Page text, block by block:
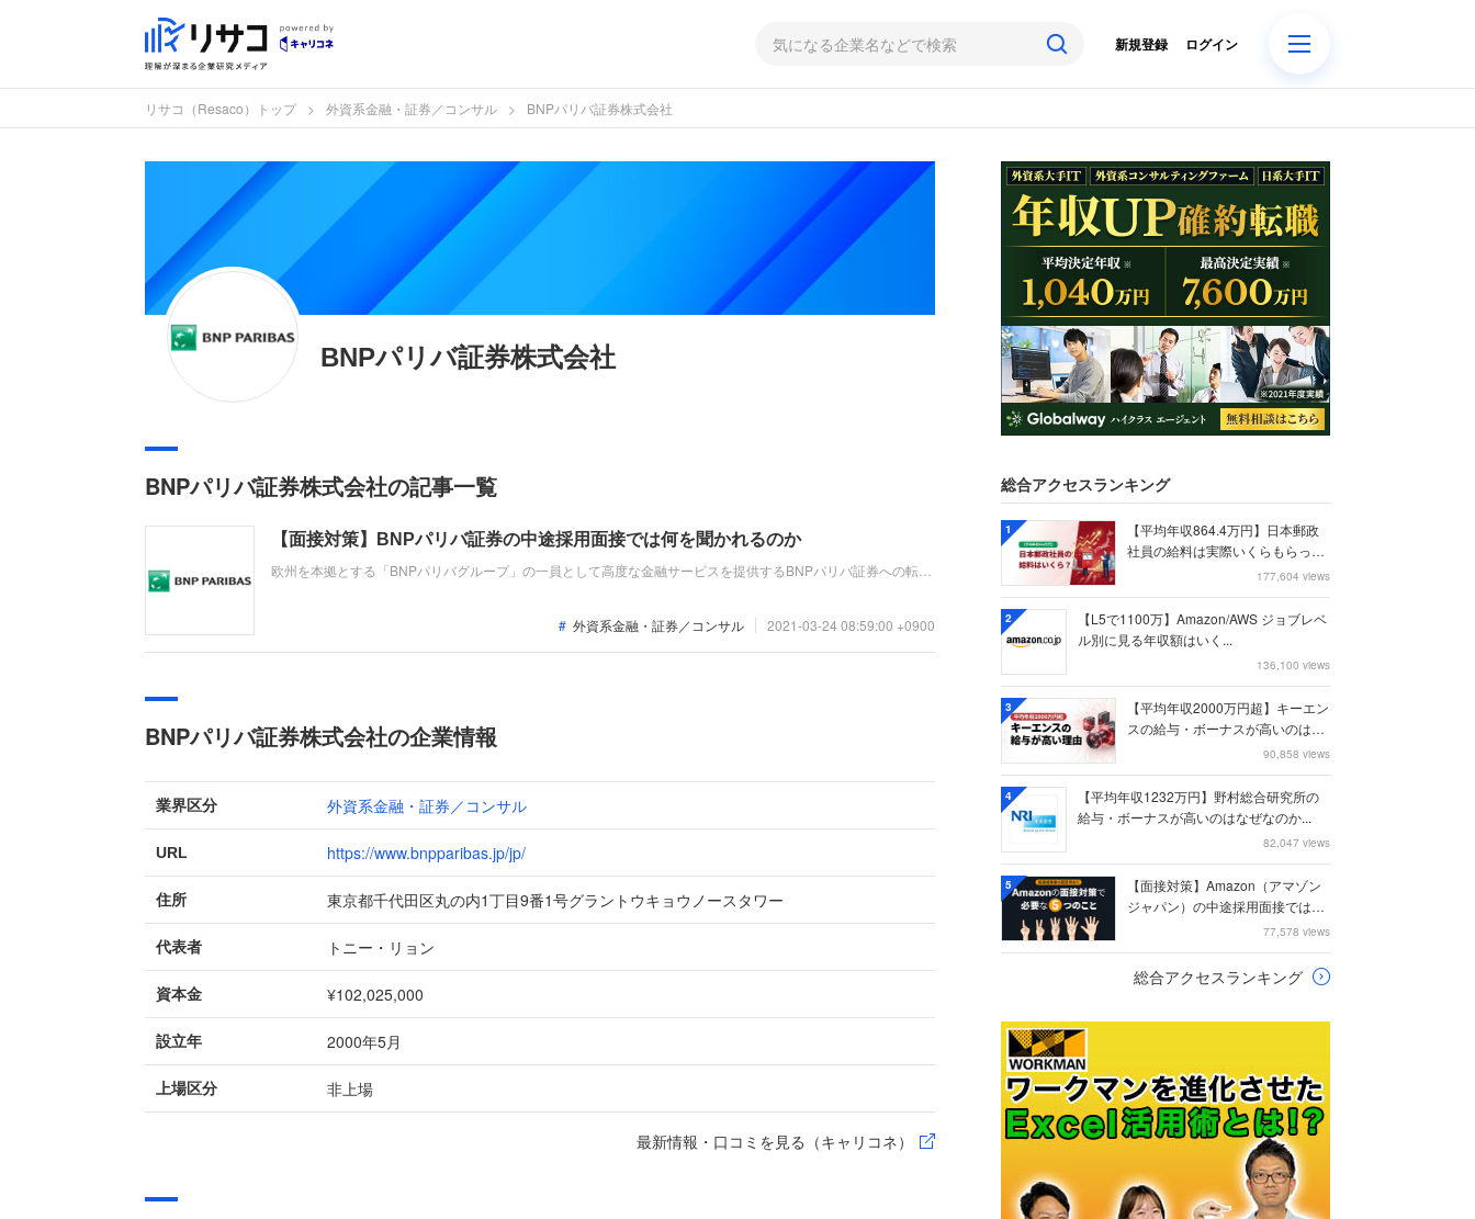
ログイン
新規登録
リサコ（Resaco）トップ 外資系金融・証券／コンサル BNPパリバ証券株式会社
BNPパリバ証券株式会社
BNPパリバ証券株式会社の記事一覧
【面接対策】BNPパリバ証券の中途採用面接では何を聞かれるのか
欧州を本拠とする「BNPパリバグループ」の一員として高度な金融サービスを提供するBNPパリバ証券への転
外資系金融・証券／コンサル 2021-03-24 08:59:00 +0900
BNPパリバ証券株式会社の企業情報
業界区分 外資系金融・証券／コンサル
URL https://www.bnpparibas.jp/jp/
住所 東京都千代田区丸の内1丁目9番1号グラントウキョウノースタワー
代表者 トニー・リョン
資本金 ¥102,025,000
設立年 2000年5月
上場区分 非上場
最新情報・口コミを見る（キャリコネ）
総合アクセスランキング
1
【平均年収864.4万円】日本郵政
社員の給料は実際いくらもらって
177,604 views
2
【L5で1100万】Amazon/AWS ジョブレベ
ル別に見る年収額はいく...
136,100 views
3
【平均年収2000万円超】キーエン
スの給与・ボーナスが高いのはな
90,858 views
4
【平均年収1232万円】野村総合研究所の
給与・ボーナスが高いのはなぜなのか...
82,047 views
5
【面接対策】Amazon（アマゾン
ジャパン）の中途採用面接では何
77,578 views
総合アクセスランキング